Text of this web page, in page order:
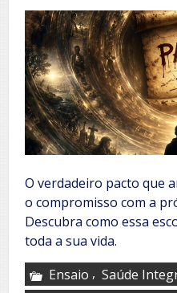
O verdadeiro pacto que
o compromisso com a
Descubra como essa
toda a sua vida.
Ensaio , Saúde